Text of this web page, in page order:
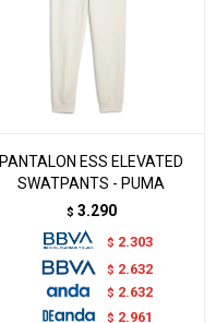
PANTALON ESS ELEVATED
SWATPANTS - PUMA
$ 3.290
$ 2.303
$ 2.632
$ 2.632
$ 2.961